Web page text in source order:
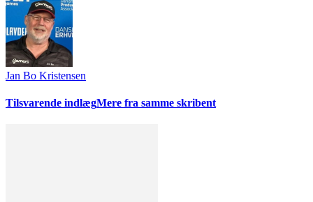
Jan Bo Kristensen
Tilsvarende indlægMere fra samme skribent